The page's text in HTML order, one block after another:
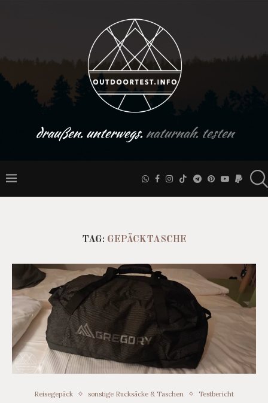
draußen. unterwegs.naturnah. testen
TAG: GEPÄCKTASCHE
Reisegepäck sonstige Rucksäcke & Taschen Testbericht